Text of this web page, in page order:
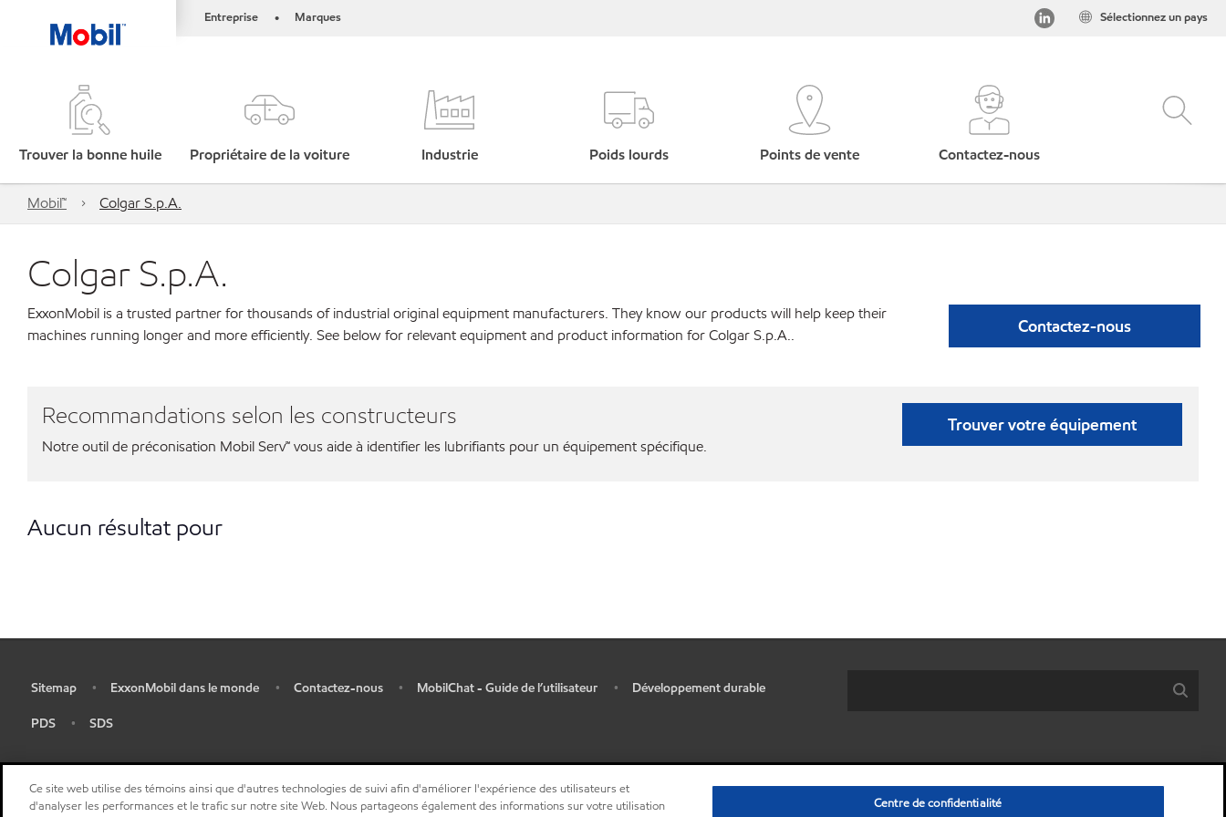
Entreprise • Marques Sélectionnez un pays
Trouver la bonne huile Propriétaire de la voiture Industrie Poids lourds Points de vente Contactez-nous
Mobil™ Colgar S.p.A.
Colgar S.p.A.
ExxonMobil is a trusted partner for thousands of industrial original equipment manufacturers. They know our products will help keep their
machines running longer and more efficiently. See below for relevant equipment and product information for Colgar S.p.A..
Contactez-nous
Recommandations selon les constructeurs
Notre outil de préconisation Mobil Serv℠ vous aide à identifier les lubrifiants pour un équipement spécifique.
Trouver votre équipement
Aucun résultat pour
Sitemap • ExxonMobil dans le monde • Contactez-nous • MobilChat - Guide de l’utilisateur • Développement durable
PDS • SDS
Ce site web utilise des témoins ainsi que d'autres technologies de suivi afin d'améliorer l'expérience des utilisateurs et
d'analyser les performances et le trafic sur notre site Web. Nous partageons également des informations sur votre utilisation
Centre de confidentialité